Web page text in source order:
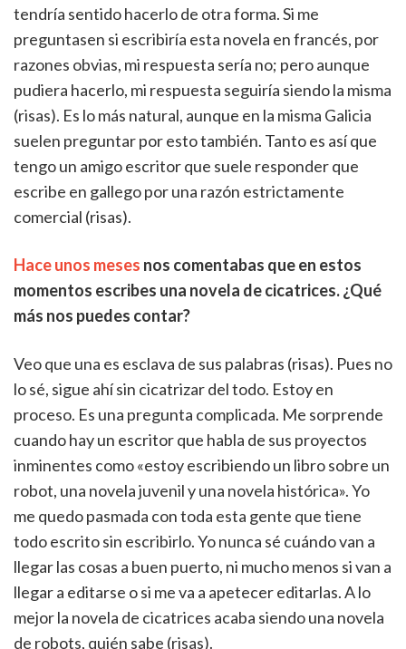
tendría sentido hacerlo de otra forma. Si me
preguntasen si escribiría esta novela en francés, por
razones obvias, mi respuesta sería no; pero aunque
pudiera hacerlo, mi respuesta seguiría siendo la misma
(risas). Es lo más natural, aunque en la misma Galicia
suelen preguntar por esto también. Tanto es así que
tengo un amigo escritor que suele responder que
escribe en gallego por una razón estrictamente
comercial (risas).
Hace unos meses nos comentabas que en estos
momentos escribes una novela de cicatrices. ¿Qué
más nos puedes contar?
Veo que una es esclava de sus palabras (risas). Pues no
lo sé, sigue ahí sin cicatrizar del todo. Estoy en
proceso. Es una pregunta complicada. Me sorprende
cuando hay un escritor que habla de sus proyectos
inminentes como «estoy escribiendo un libro sobre un
robot, una novela juvenil y una novela histórica». Yo
me quedo pasmada con toda esta gente que tiene
todo escrito sin escribirlo. Yo nunca sé cuándo van a
llegar las cosas a buen puerto, ni mucho menos si van a
llegar a editarse o si me va a apetecer editarlas. A lo
mejor la novela de cicatrices acaba siendo una novela
de robots, quién sabe (risas).